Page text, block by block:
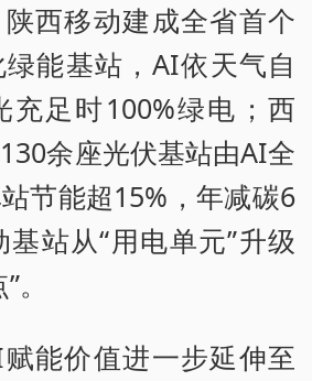
西移动建成全省首个
能基站，AI依天气自
充足时100%绿电；西
余座光伏基站由AI全
节能超15%，年减碳6
站从“用电单元”升级
能价值进一步延伸至